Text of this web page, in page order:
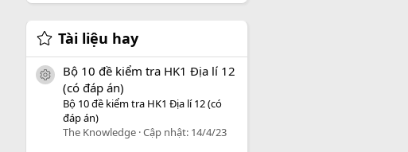
Tài liệu hay
icon tài liệu
Bộ 10 đề kiểm tra HK1 Địa lí 12
(có đáp án)
Bộ 10 đề kiểm tra HK1 Địa lí 12 (có
đáp án)
The Knowledge Cập nhật: 14/4/23